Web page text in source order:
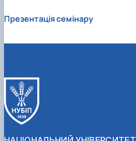
Презентація семінару